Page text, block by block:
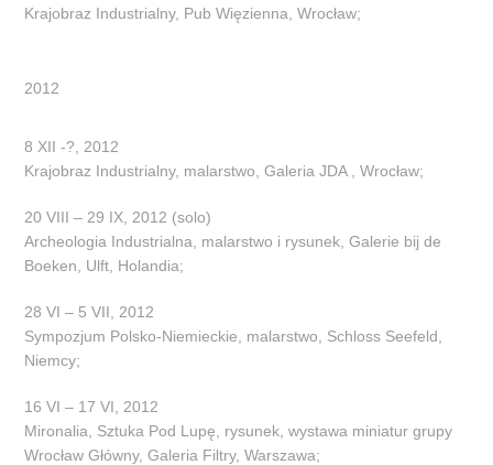
Krajobraz Industrialny, Pub Więzienna, Wrocław;
2012
8 XII -?, 2012
Krajobraz Industrialny, malarstwo, Galeria JDA , Wrocław;
20 VIII – 29 IX, 2012 (solo)
Archeologia Industrialna, malarstwo i rysunek, Galerie bij de
Boeken, Ulft, Holandia;
28 VI – 5 VII, 2012
Sympozjum Polsko-Niemieckie, malarstwo, Schloss Seefeld,
Niemcy;
16 VI – 17 VI, 2012
Mironalia, Sztuka Pod Lupę, rysunek, wystawa miniatur grupy
Wrocław Główny, Galeria Filtry, Warszawa;